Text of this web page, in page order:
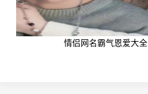
情侣网名霸气恩爱大全